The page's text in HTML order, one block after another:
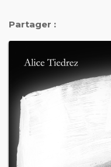
Partager :